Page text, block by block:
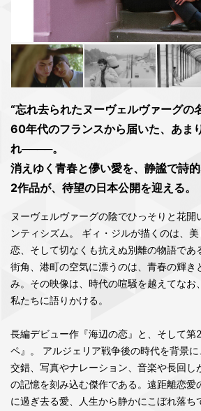
“忘れ去られたヌーヴェルヴァーグの
60年代のフランスから届いた、あま
れ────。
消えゆく青春と儚い愛を、静謐で詩
2作品が、待望の日本公開を迎える。
ヌーヴェルヴァーグの陰でひっそりと花開
ンティシズム。 ギィ・ジルが描くのは、
恋、そして切なくも抗えぬ別離の物語であ
街角、港町の空気に漂うのは、青春の輝き
み。その映像は、時代の喧騒を越えてなお
私たちに語りかける。
長編デビュー作『海辺の恋』と、そして第
ペ』。 アルジェリア戦争後の時代を背景
交錯、写真やナレーション、音楽や長回し
の記憶を刻み込む傑作である。遠距離恋愛
に過ぎ去る愛、人生から静かにこぼれ落